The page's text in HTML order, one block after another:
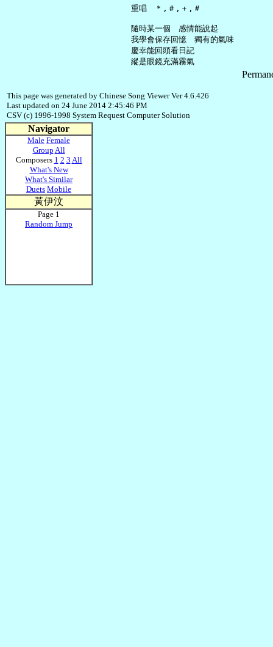
     重唱　＊,＃,＋,＃
     隨時某一個　感情能說起
     我學會保存回憶　獨有的氣味
     慶幸能回頭看日記
This page was generated by Chinese Song Viewer Ver 4.6.426
Last updated on 24 June 2014 2:45:46 PM
CSV (c) 1996-1998 System Request Computer Solution
Navigator
Male Female
Group All
Composers 1 2 3 All
What's New
What's Similar
Duets Mobile
黃伊汶
Page 1
Random Jump